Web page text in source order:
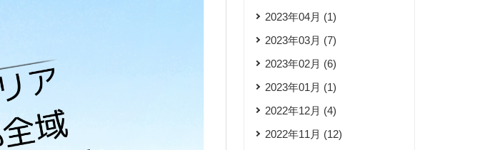
2023年04月 (1)
2023年03月 (7)
2023年02月 (6)
2023年01月 (1)
2022年12月 (4)
2022年11月 (12)